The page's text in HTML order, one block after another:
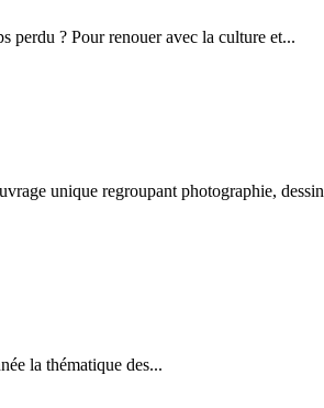
perdu ? Pour renouer avec la culture et...
unique regroupant photographie,
la thématique des...